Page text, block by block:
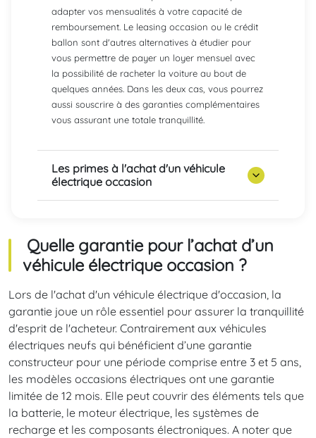
adapter vos mensualités à votre capacité de
remboursement. Le leasing occasion ou le crédit
ballon sont d'autres alternatives à étudier pour
vous permettre de payer un loyer mensuel avec
la possibilité de racheter la voiture au bout de
quelques années. Dans les deux cas, vous pourrez
aussi souscrire à des garanties complémentaires
vous assurant une totale tranquillité.
Les primes à l'achat d'un véhicule
électrique occasion
Quelle garantie pour l’achat d’un
véhicule électrique occasion ?
Lors de l'achat d'un véhicule électrique d'occasion, la
garantie joue un rôle essentiel pour assurer la tranquillité
d'esprit de l'acheteur. Contrairement aux véhicules
électriques neufs qui bénéficient d’une garantie
constructeur pour une période comprise entre 3 et 5 ans,
les modèles occasions électriques ont une garantie
limitée de 12 mois. Elle peut couvrir des éléments tels que
la batterie, le moteur électrique, les systèmes de
recharge et les composants électroniques. A noter que